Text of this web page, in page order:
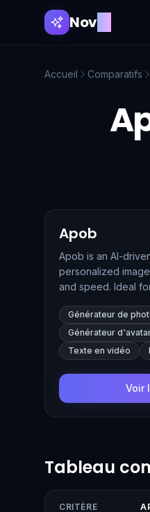
NovAI
Accueil Comparatifs
Apob
Apob is an AI-
personalized
and speed. Ideal
Générateur de
Générateur
Texte en vidéo
Voir
Tableau
CRITÈRE